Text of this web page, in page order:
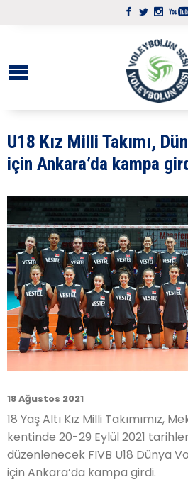
U18 Kız Milli Takımı,
için Ankara’da kampa
18 Ağustos 2021
18 Yaş Altı Kız Milli Takımımız,
kentinde 20-29 Eylül 2021
düzenlenecek FIVB U18 Dünya
için Ankara’da kampa girdi.